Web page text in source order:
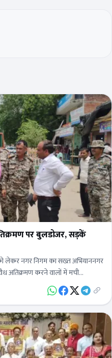
पर बुलडोजर, सड़कें
को लेकर नगर निगम का सख्त अभियाननगर
करने वालों में मची…